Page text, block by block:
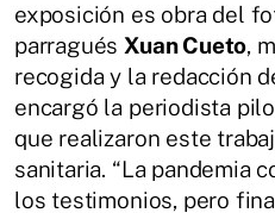
exposición es obra del
parragués Xuan Cueto,
recogida y la redacción
encargó la periodista
que realizaron este
sanitaria. “La pandemia
los testimonios, pero